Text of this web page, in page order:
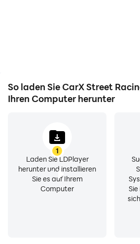
Street CarX Offene Welt. lass uns
Die Physik des Autoverhaltens
wenn Sie Ihre Traummaschine mit
Einstellungen bauen.
Im Spiel CarX Street musst du jede
So laden Sie CarX Street
Ihren Computer herunter
1
Laden Sie LDPlayer
herunter und installieren
Sie es auf Ihrem
Computer